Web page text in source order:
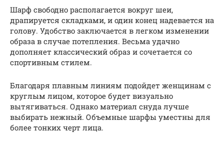
Шарф свободно располагается вокруг шеи,
драпируется складками, и один конец надевается на
голову. Удобство заключается в легком изменении
образа в случае потепления. Весьма удачно
дополняет классический образ и сочетается со
спортивным стилем.
Благодаря плавным линиям подойдет женщинам с
круглым лицом, которое будет визуально
вытягиваться. Однако материал снуда лучше
выбирать нежный. Объемные шарфы уместны для
более тонких черт лица.